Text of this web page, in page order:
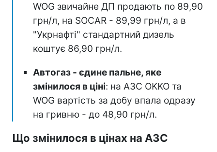
WOG звичайне ДП продають по 89,90
грн/л, на SOCAR - 89,99 грн/л, а в
"Укрнафті" стандартний дизель
коштує 86,90 грн/л.
Автогаз - єдине пальне, яке
змінилося в ціні: на АЗС OKKO та
WOG вартість за добу впала одразу
на гривню - до 48,90 грн/л.
Що змінилося в цінах на АЗС